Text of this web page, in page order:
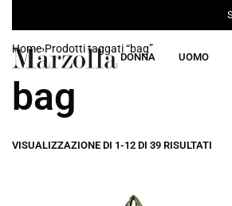
DONNA UOMO
Home›Prodotti taggati “bag”
bag
VISUALIZZAZIONE DI 1-12 DI 39 RISULTATI